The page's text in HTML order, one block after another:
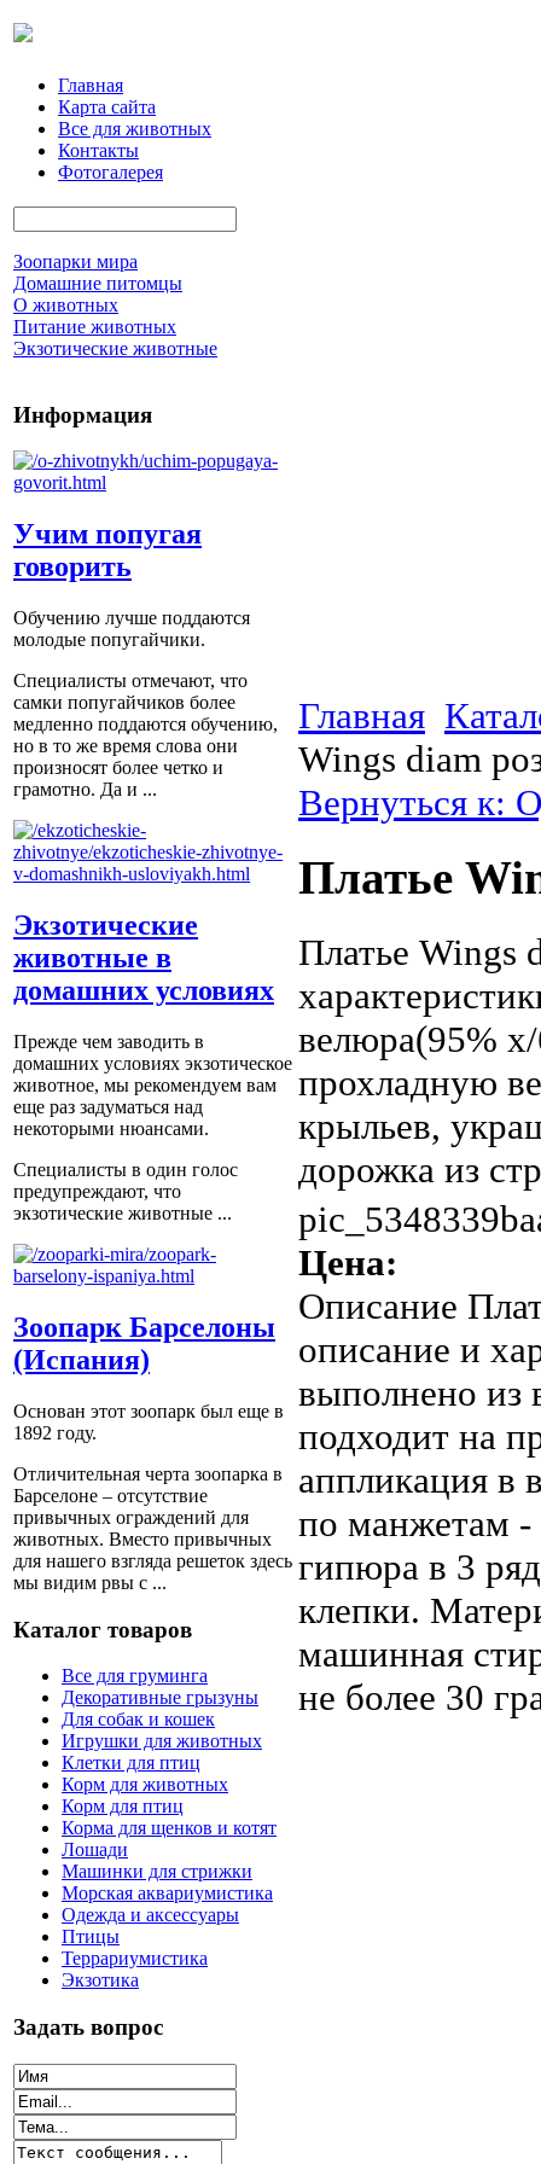
Главная
Карта сайта
Все для животных
Контакты
Фотогалерея
Зоопарки мира
Домашние питомцы
О животных
Питание животных
Экзотические животные
Информация
Учим попугая
говорить
Обучению лучше поддаются
молодые попугайчики.
Специалисты отмечают, что
самки попугайчиков более
медленно поддаются обучению,
но в то же время слова они
произносят более четко и
грамотно. Да и ...
Экзотические
животные в
домашних условиях
Прежде чем заводить в
домашних условиях экзотическое
животное, мы рекомендуем вам
еще раз задуматься над
некоторыми нюансами.
Специалисты в один голос
предупреждают, что
экзотические животные ...
Зоопарк Барселоны
(Испания)
Основан этот зоопарк был еще в
1892 году.
Отличительная черта зоопарка в
Барселоне – отсутствие
привычных ограждений для
животных. Вместо привычных
для нашего взгляда решеток здесь
мы видим рвы с ...
Каталог товаров
Все для груминга
Декоративные грызуны
Для собак и кошек
Игрушки для животных
Клетки для птиц
Корм для животных
Корм для птиц
Корма для щенков и котят
Лошади
Машинки для стрижки
Морская аквариумистика
Одежда и аксессуары
Птицы
Террариумистика
Экзотика
Задать вопрос
Главная
Wings diam
Вернуться к:
Платье
Платье Wings
велюра(95%
прохладную
крыльев,
дорожка из
Цена:
Описание
описание и
выполнено из
подходит на
аппликация в
по манжетам -
гипюра в 3
клепки.
машинная
не более 30